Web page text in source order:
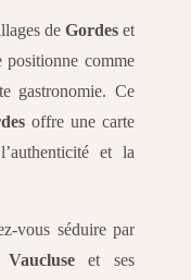
de Gordes et
positionne comme
gastronomie. Ce
offre une carte
et la
vous séduire par
Vaucluseet ses